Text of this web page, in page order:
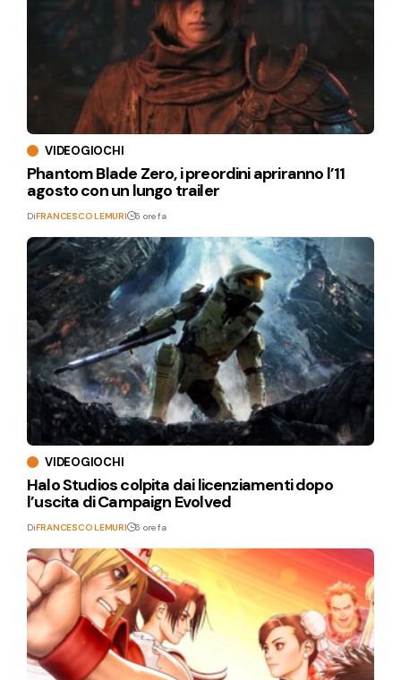
VIDEOGIOCHI
Phantom Blade Zero, i preordini apriranno l’11
agosto con un lungo trailer
DiFRANCESCO LEMURI 6 ore fa
VIDEOGIOCHI
Halo Studios colpita dai licenziamenti dopo
l’uscita di Campaign Evolved
DiFRANCESCO LEMURI 6 ore fa